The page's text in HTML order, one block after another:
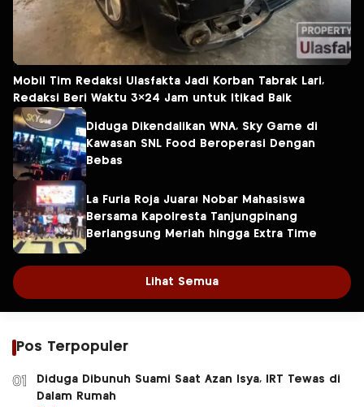
Mobil Tim Redaksi Ulasfakta Jadi Korban Tabrak Lari,
Redaksi Beri Waktu 3×24 Jam untuk Itikad Baik
Diduga Dikendalikan WNA, Sky Game di
Kawasan SNL Food Beroperasi Dengan
Bebas
La Furia Roja Juara! Nobar Mahasiswa
Bersama Kapolresta Tanjungpinang
Berlangsung Meriah hingga Extra Time
Lihat Semua
Pos Terpopuler
01
Diduga Dibunuh Suami Saat Azan Isya, IRT Tewas di
Dalam Rumah